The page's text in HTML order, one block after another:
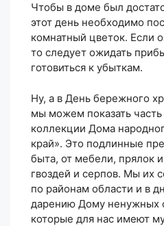
Чтобы в доме был
этот день необходимо
комнатный цветок. Если
то следует ожидать
готовиться к убыткам.
Ну, а в День бережного
мы можем показать
коллекции Дома
край». Это подлинные
быта, от мебели, прялок
гвоздей и серпов. Мы их
по районам области и в
дарению Дому ненужных
которые для нас имеют